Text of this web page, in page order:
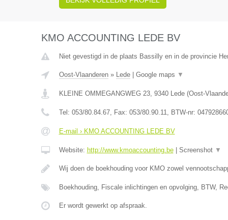
KMO ACCOUNTING LEDE BV
Niet gevestigd in de plaats Bassilly en in de provincie
Oost-Vlaanderen» Lede| Google maps ▼
KLEINE OMMEGANGWEG 23, 9340 Lede(Oost-
Tel: 053/80.84.67, Fax: 053/80.90.11, BTW-nr:
E-mail › KMO ACCOUNTING LEDE BV
Website: http://www.kmoaccounting.be| Screenshot ▼
Wij doen de boekhouding voor KMO zowel
Boekhouding, Fiscale inlichtingen en opvolging, BTW,
Er wordt gewerkt op afspraak.